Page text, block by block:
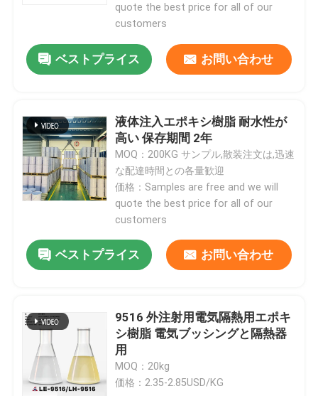
ビデオ
VRショー
quote the best price for all of our
customers
ベストプライス お問い合わせ
液体注入エポキシ樹脂 耐水性が
高い 保存期間 2年
MOQ：200KG サンプル,散装注文は,迅速
な配達時間との各量歓迎
価格：Samples are free and we will
quote the best price for all of our
customers
ベストプライス お問い合わせ
9516 外注射用電気隔熱用エポキ
シ樹脂 電気ブッシングと隔熱器
用
MOQ：20kg
価格：2.35-2.85USD/KG